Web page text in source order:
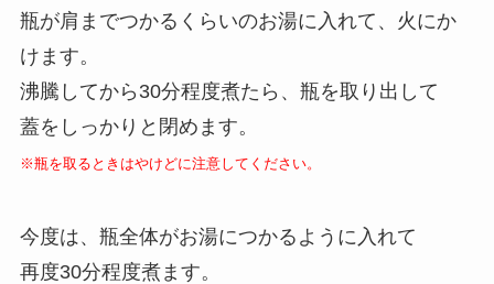
瓶が肩までつかるくらいのお湯に入れて、火にか
けます。
沸騰してから30分程度煮たら、瓶を取り出して
蓋をしっかりと閉めます。
※瓶を取るときはやけどに注意してください。
今度は、瓶全体がお湯につかるように入れて
再度30分程度煮ます。